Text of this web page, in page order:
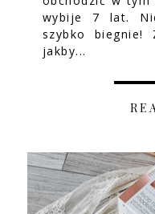
wybije 7 lat.
szybko
jakby...